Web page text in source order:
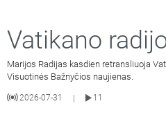
Vatikano
Marijos Radijas kasdien retransliuoja
Visuotinės Bažnyčios naujienas.
2026-07-31 |
11